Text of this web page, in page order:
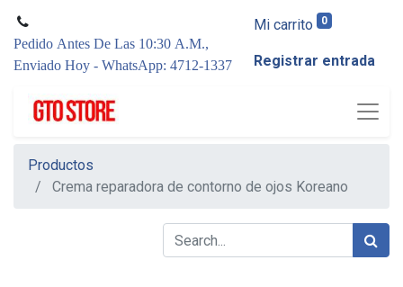
Pedido Antes De Las 10:30 A.M.,
Enviado Hoy - WhatsApp: 4712-1337
Mi carrito 0
Registrar entrada
Productos
Crema reparadora de contorno de ojos Koreano